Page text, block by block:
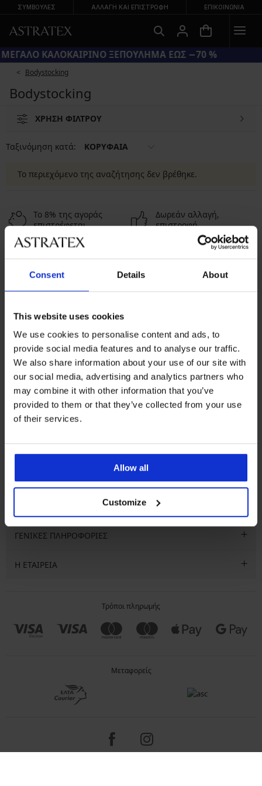
Consent Details About
This website uses cookies
We use cookies to personalise content and ads, to
provide social media features and to analyse our traffic.
We also share information about your use of our site with
our social media, advertising and analytics partners who
may combine it with other information that you’ve
provided to them or that they’ve collected from your use
of their services.
Allow all
Customize
ΣΥΜΒΟΥΛΕΣ ΑΛΛΑΓΉ ΚΑΙ ΕΠΙΣΤΡΟΦΉ ΕΠΙΚΟΙΝΩΝΊΑ
ΜΕΓΑΛΟ ΚΑΛΟΚΑΙΡΙΝΟ ΞΕΠΟΥΛΗΜΑ ΕΩΣ −70 %
Bodystocking
Bodystocking
ΧΡΗΣΗ ΦΙΛΤΡΟΥ
Ταξινόμηση κατά: ΚΟΡΥΦΑΙΑ
Το περιεχόμενο της αναζήτησης δεν βρέθηκε.
Το 8% της αγοράς
επιστρέφεται
Δωρεάν αλλαγή,
επιστροφή
Χαμηλό κόστος Πώς να επιλέξω
Καθημερινά από τις 8.00 έως τις 16.00
211 234 1244
info@astratex.gr
NEWSLETTER
Επιθυμείτε να λαμβάνετε ενημερώσεις από εμάς;
ΕΓΓΡΑΦΗ
ΓΕΝΙΚΕΣ ΠΛΗΡΟΦΟΡΙΕΣ
Η ΕΤΑΙΡΕΙΑ
Τρόποι πληρωμής
Μεταφορείς